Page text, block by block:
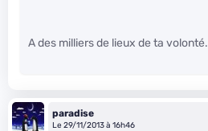
A des milliers de lieux de ta volonté.
paradise
Le 29/11/2013 à 16h46